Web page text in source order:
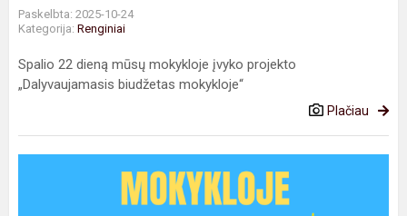
Paskelbta: 2025-10-24
Kategorija: Renginiai
Spalio 22 dieną mūsų mokykloje įvyko projekto
„Dalyvaujamasis biudžetas mokykloje“
Plačiau